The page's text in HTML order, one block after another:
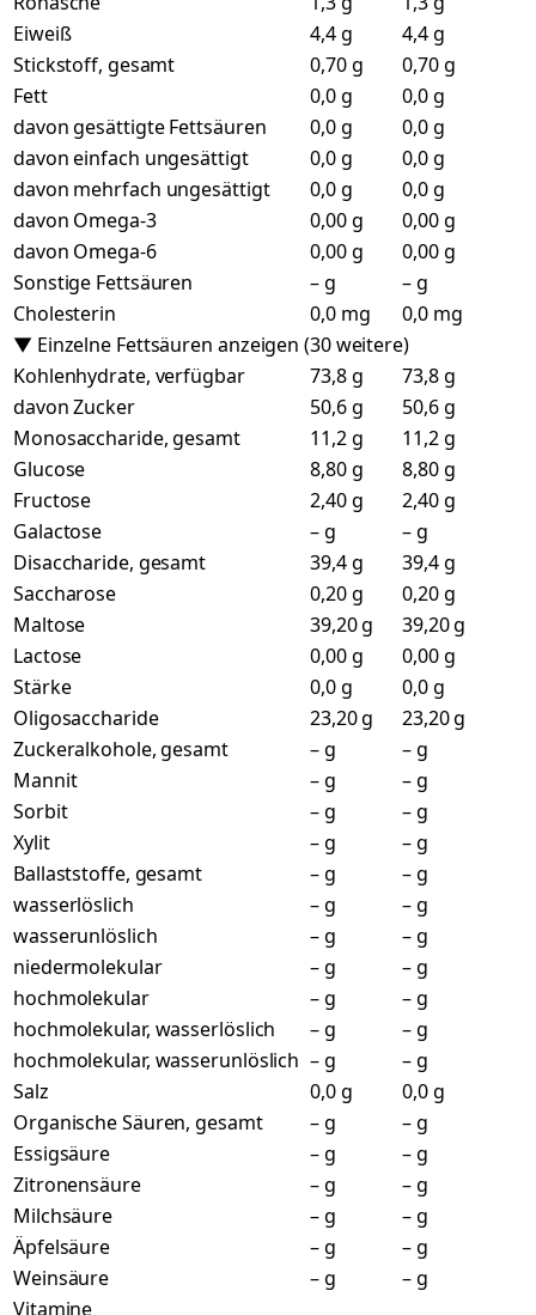
Eiweiß
4,4 g
4,4 g
Stickstoff, gesamt
0,70 g
0,70 g
Fett
0,0 g
0,0 g
davon gesättigte Fettsäuren
0,0 g
0,0 g
davon einfach ungesättigt
0,0 g
0,0 g
davon mehrfach ungesättigt
0,0 g
0,0 g
davon Omega-3
0,00 g
0,00 g
davon Omega-6
0,00 g
0,00 g
Sonstige Fettsäuren
– g
– g
Cholesterin
0,0 mg
0,0 mg
▼ Einzelne Fettsäuren anzeigen (30 weitere)
Kohlenhydrate, verfügbar
73,8 g
73,8 g
davon Zucker
50,6 g
50,6 g
Monosaccharide, gesamt
11,2 g
11,2 g
Glucose
8,80 g
8,80 g
Fructose
2,40 g
2,40 g
Galactose
– g
– g
Disaccharide, gesamt
39,4 g
39,4 g
Saccharose
0,20 g
0,20 g
Maltose
39,20 g
39,20 g
Lactose
0,00 g
0,00 g
Stärke
0,0 g
0,0 g
Oligosaccharide
23,20 g
23,20 g
Zuckeralkohole, gesamt
– g
– g
Mannit
– g
– g
Sorbit
– g
– g
Xylit
– g
– g
Ballaststoffe, gesamt
– g
– g
wasserlöslich
– g
– g
wasserunlöslich
– g
– g
niedermolekular
– g
– g
hochmolekular
– g
– g
hochmolekular, wasserlöslich
– g
– g
hochmolekular, wasserunlöslich – g
– g
Salz
0,0 g
0,0 g
Organische Säuren, gesamt
– g
– g
Essigsäure
– g
– g
Zitronensäure
– g
– g
Milchsäure
– g
– g
Äpfelsäure
– g
– g
Weinsäure
– g
– g
Vitamine